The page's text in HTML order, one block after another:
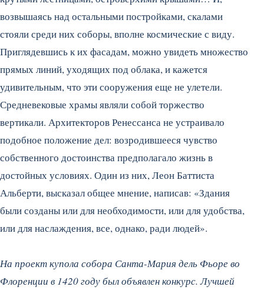
возвышаясь над остальными постройками, скалами
стояли среди них соборы, вполне космические с виду.
Приглядевшись к их фасадам, можно увидеть множество
прямых линий, уходящих под облака, и кажется
удивительным, что эти сооружения еще не улетели.
Средневековые храмы являли собой торжество
вертикали. Архитекторов Ренессанса не устраивало
подобное положение дел: возродившееся чувство
собственного достоинства предполагало жизнь в
достойных условиях. Один из них, Леон Баттиста
Альберти, высказал общее мнение, написав: «Здания
были созданы или для необходимости, или для удобства,
или для наслаждения, все, однако, ради людей».
На проект купола собора Санта-Мария дель Фьоре во
Флоренции в 1420 году был объявлен конкурс. Лучшей